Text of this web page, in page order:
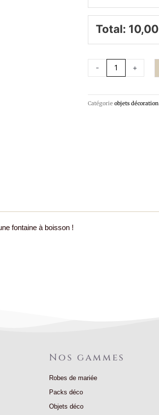
Total: 10,00
- +
Catégorie objets décoration
fontaine à boisson !
Nos gammes
Robes de mariée
Packs déco
Objets déco